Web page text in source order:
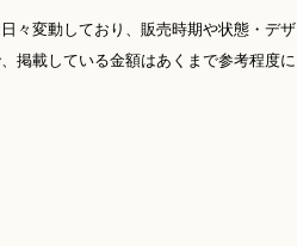
々変動しており、販売時期や状態・デザ
掲載している金額はあくまで参考程度に